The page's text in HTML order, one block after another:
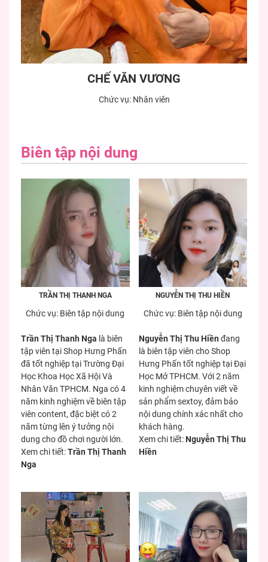
CHẾ VĂN VƯƠNG
Chức vụ: Nhân viên
Biên tập nội dung
TRẦN THỊ THANH NGA
Chức vụ: Biên tập nội dung
Trần Thị Thanh Nga là biên
tập viên tại Shop Hưng Phấn
đã tốt nghiệp tại Trường Đại
Học Khoa Học Xã Hội Và
Nhân Văn TPHCM. Nga có 4
năm kinh nghiệm về biên tập
viên content, đặc biệt có 2
năm từng lên ý tưởng nội
dung cho đồ chơi người lớn.
Xem chi tiết:Trần Thị Thanh
Nga
NGUYỄN THỊ THU HIỀN
Chức vụ: Biên tập nội dung
Nguyễn Thị Thu Hiền đang
là biên tập viên cho Shop
Hưng Phấn tốt nghiệp tại Đại
Học Mở TPHCM. Với 2 năm
kinh nghiệm chuyên viết về
sản phẩm sextoy, đảm bảo
nội dung chính xác nhất cho
khách hàng.
Xem chi tiết: Nguyễn Thị Thu
Hiền